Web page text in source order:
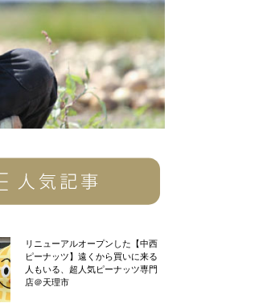
リニューアルオープンした【中西
ピーナッツ】遠くから買いに来る
人もいる、超人気ピーナッツ専門
店＠天理市